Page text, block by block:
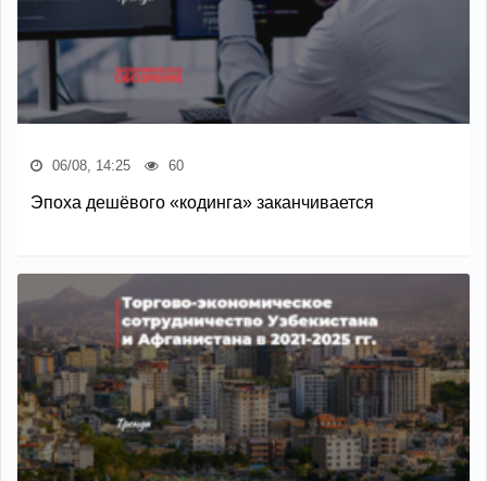
06/08, 14:25 60
Эпоха дешёвого «кодинга» заканчивается